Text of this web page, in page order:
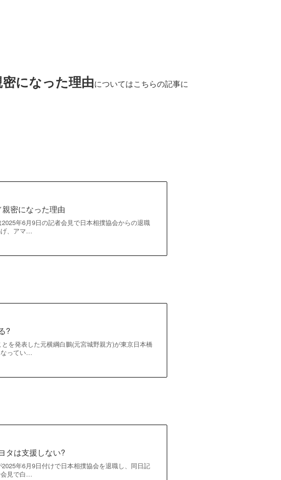
になった理由についてはこちらの記事に
密になった理由
年6月9日の記者会見で日本相撲協会からの退職
げ、アマ…
?
を発表した元横綱白鵬(元宮城野親方)が東京日本橋
なってい…
タは支援しない?
年6月9日付けで日本相撲協会を退職し、同日記
見で白…